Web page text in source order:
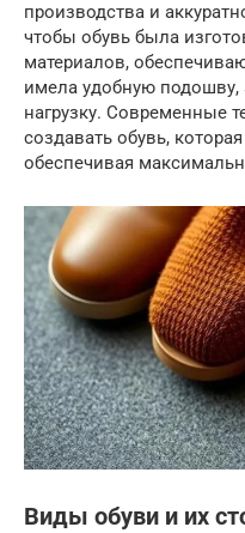
производства и
чтобы обувь была
материалов,
имела удобную
нагрузку. Современные
создавать обувь,
обеспечивая
Виды обуви и их